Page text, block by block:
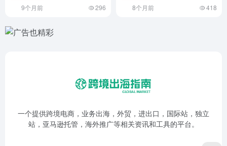
9个月前 296 8个月前 418
一个提供跨境电商，业务出海，外贸，进出口，国际站，独立
站，亚马逊托管，海外推广等相关资讯和工具的平台。